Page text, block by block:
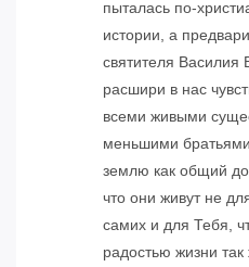
пыталась по-
истории, а
святителя Василия
расшири в нас
всеми живыми
меньшими
землю как общий
что они живут не
самих и для Тебя,
радостью жизни